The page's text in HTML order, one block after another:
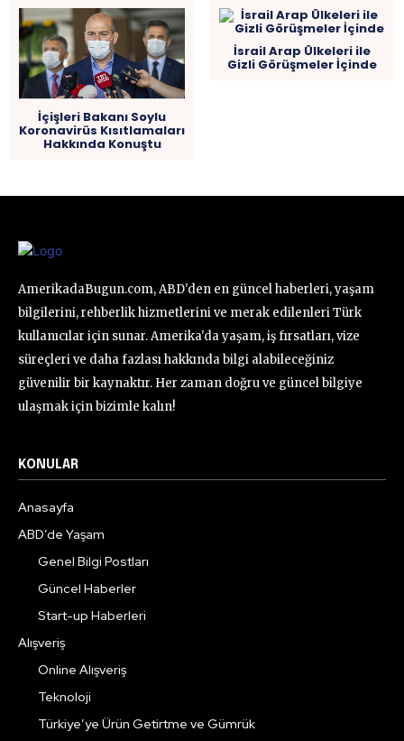
İçişleri Bakanı Soylu
Koronavirüs Kısıtlamaları
Hakkında Konuştu
İsrail Arap Ülkeleri ile
Gizli Görüşmeler İçinde
AmerikadaBugun.com, ABD'den en güncel haberleri, yaşam
bilgilerini, rehberlik hizmetlerini ve merak edilenleri Türk
kullanıcılar için sunar. Amerika'da yaşam, iş fırsatları, vize
süreçleri ve daha fazlası hakkında bilgi alabileceğiniz
güvenilir bir kaynaktır. Her zaman doğru ve güncel bilgiye
ulaşmak için bizimle kalın!
KONULAR
Anasayfa
ABD’de Yaşam
Genel Bilgi Postları
Güncel Haberler
Start-up Haberleri
Alışveriş
Online Alışveriş
Teknoloji
Türkiye’ye Ürün Getirtme ve Gümrük